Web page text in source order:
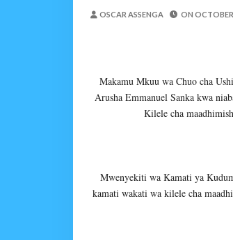
NHIF: BIMA
LONDO
Alex Sonna-Aug
BOT
TBS
WRRB YAJA
Alex Sonna-Aug
OSCAR ASSENGA ON OCTOBER
Makamu Mkuu wa Chuo cha
Arusha Emmanuel Sanka kwa
Kilele cha
Mwenyekiti wa Kamati ya
kamati wakati wa kilele cha